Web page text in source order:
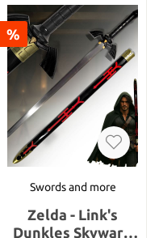
%
Swords and more
Zelda - Link's
Dunkles Skyward